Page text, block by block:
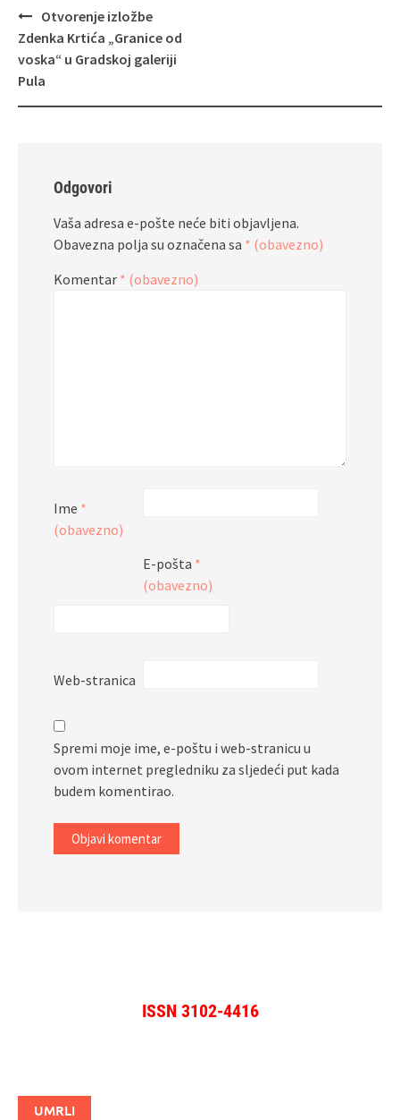
Navigacija
objava
Otvorenje izložbe
Zdenka Krtića „Granice od
voska“ u Gradskoj galeriji
Pula
Odgovori
Vaša adresa e-pošte neće biti objavljena.
Obavezna polja su označena sa * (obavezno)
Komentar * (obavezno)
Ime *
(obavezno)
E-pošta *
(obavezno)
Web-stranica
Spremi moje ime, e-poštu i web-stranicu u
ovom internet pregledniku za sljedeći put kada
budem komentirao.
ISSN 3102-4416
UMRLI